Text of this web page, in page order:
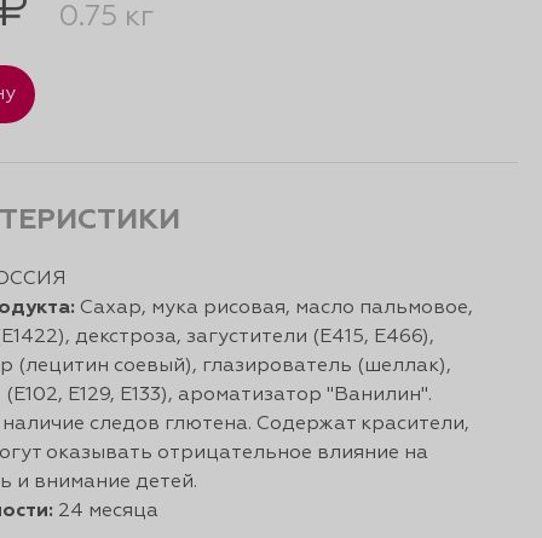
0.75 кг
Сахар, мука рисовая, масло пальмовое,
декстроза, загустители (Е415, Е466),
(лецитин соевый), глазирователь (шеллак),
(Е102, Е129, Е133), ароматизатор "Ванилин".
следов глютена. Содержат красители,
оказывать отрицательное влияние на
и внимание детей.
24 месяца